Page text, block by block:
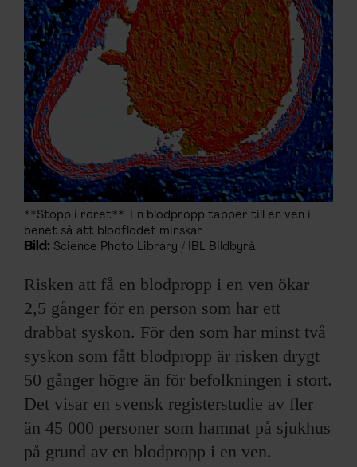
SKRIV I F&F
PRENUMERERA PÅ F&F
ANNONSERA I F&F
OM F&F
**Stopp i röret**. En blodpropp täpper till en ven i
benet så att blodflödet minskar.
Bild: Science Photo Library / IBL Bildbyrå
Risken att få en blodpropp i en ven ökar
2,5 gånger för en person som har ett
drabbat syskon. För den som har minst två
syskon som fått blodpropp är risken drygt
50 gånger högre än för befolkningen i stort.
Det visar en svensk registerstudie av fler
än 45 000 personer som hamnat på sjukhus
på grund av en blodpropp i en ven.